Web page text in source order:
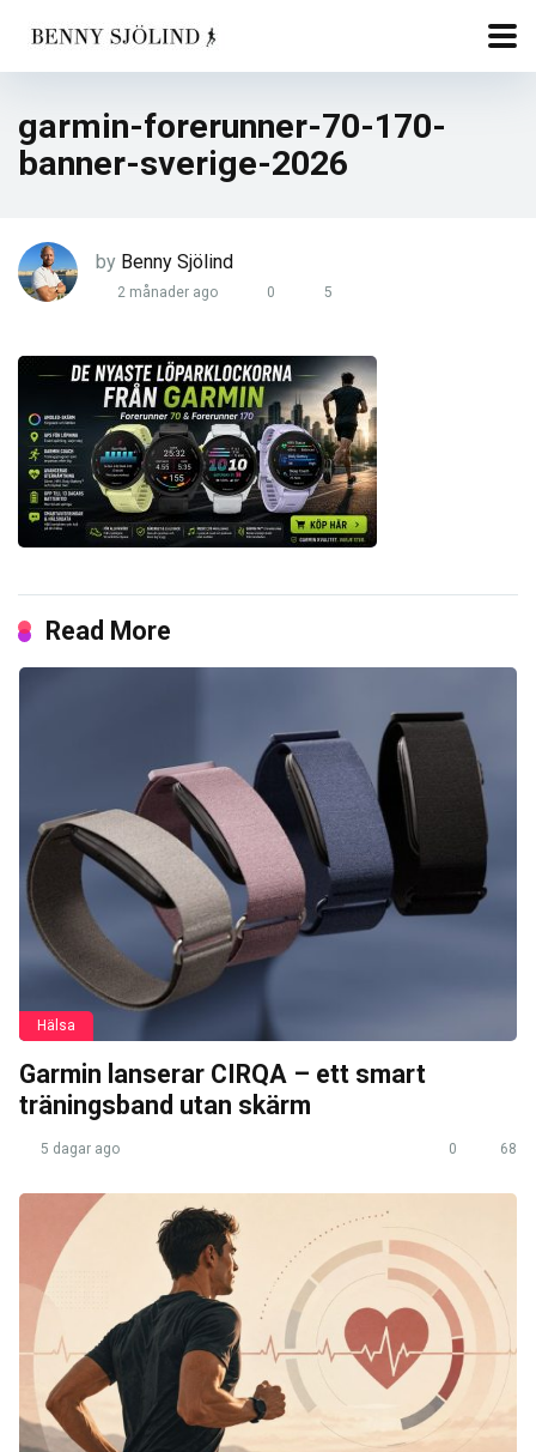
garmin-forerunner-70-170-
banner-sverige-2026
by Benny Sjölind
2 månader ago 0 5
Read More
Hälsa
Garmin lanserar CIRQA – ett smart
träningsband utan skärm
5 dagar ago 0 68